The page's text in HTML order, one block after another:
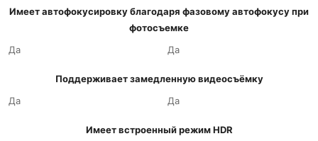
Имеет автофокусировку благодаря фазовому автофокусу при
фотосъемке
Да
Да
Поддерживает замедленную видеосъёмку
Да
Да
Имеет встроенный режим HDR